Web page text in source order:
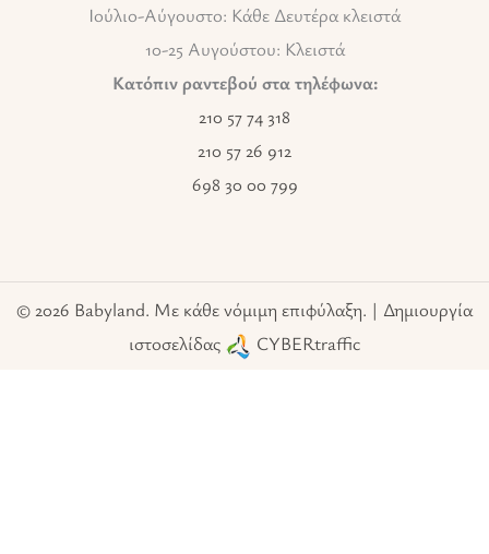
Ιούλιο-Αύγουστο: Κάθε Δευτέρα κλειστά
10-25 Αυγούστου: Κλειστά
Κατόπιν ραντεβού στα τηλέφωνα:
210 57 74 318
210 57 26 912
698 30 00 799
© 2026 Babyland. Με κάθε νόμιμη επιφύλαξη. | Δημιουργία
ιστοσελίδας
CYBERtraffic